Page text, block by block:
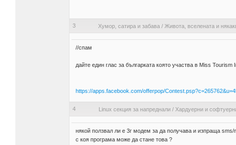
3 Хумор, сатира и забава / Живота, вселената и
//спам
дайте един глас за българката която участва в Miss Tourism
https://apps.facebook.com/offerpop/
4 Linux секция за напреднали / Хардуерни и
някой ползвал ли е 3г модем за да получава и изпраща sms/
с коя програма може да стане това ?